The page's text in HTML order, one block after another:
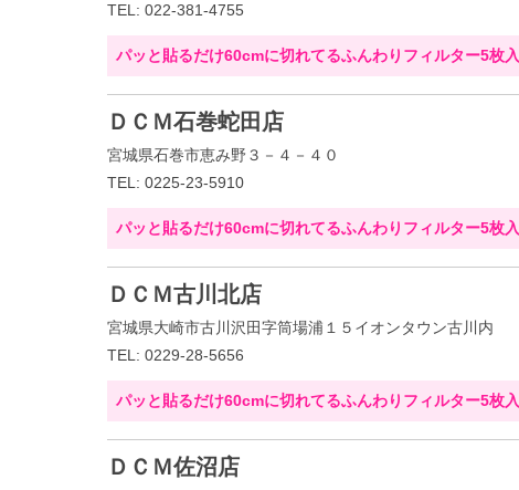
TEL: 022-381-4755
パッと貼るだけ60cmに切れてるふんわりフィルター5枚入
ＤＣＭ石巻蛇田店
宮城県石巻市恵み野３－４－４０
TEL: 0225-23-5910
パッと貼るだけ60cmに切れてるふんわりフィルター5枚入
ＤＣＭ古川北店
宮城県大崎市古川沢田字筒場浦１５イオンタウン古川内
TEL: 0229-28-5656
パッと貼るだけ60cmに切れてるふんわりフィルター5枚入
ＤＣＭ佐沼店